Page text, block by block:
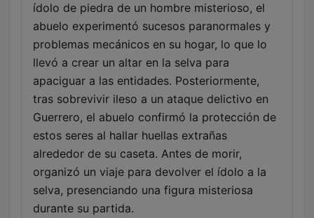
ídolo de piedra de un hombre misterioso, el
abuelo experimentó sucesos paranormales y
problemas mecánicos en su hogar, lo que lo
llevó a crear un altar en la selva para
apaciguar a las entidades. Posteriormente,
tras sobrevivir ileso a un ataque delictivo en
Guerrero, el abuelo confirmó la protección de
estos seres al hallar huellas extrañas
alrededor de su caseta. Antes de morir,
organizó un viaje para devolver el ídolo a la
selva, presenciando una figura misteriosa
durante su partida.